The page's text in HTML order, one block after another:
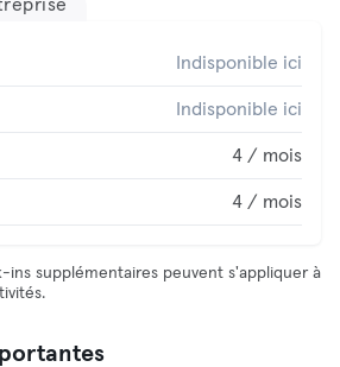
Indisponible ici
Indisponible ici
4 / mois
4 / mois
ins supplémentaires peuvent s'appliquer à